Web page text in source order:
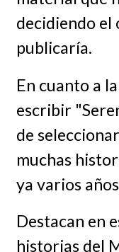
decidiendo el
publicaría.
En cuanto a
escribir
de
muchas
ya varios
Destacan en
historias del